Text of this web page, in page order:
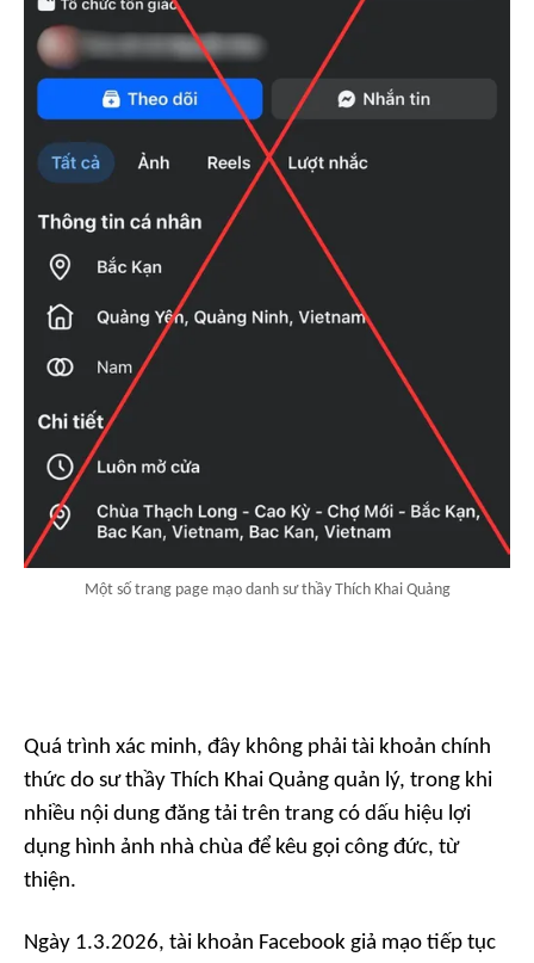
Một số trang page mạo danh sư thầy Thích Khai Quảng
Quá trình xác minh, đây không phải tài khoản chính
thức do sư thầy Thích Khai Quảng quản lý, trong khi
nhiều nội dung đăng tải trên trang có dấu hiệu lợi
dụng hình ảnh nhà chùa để kêu gọi công đức, từ
thiện.
Ngày 1.3.2026, tài khoản Facebook giả mạo tiếp tục